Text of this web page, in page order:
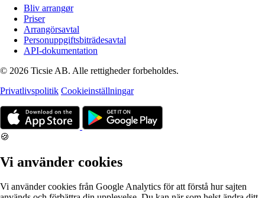
Bliv arrangør
Priser
Arrangörsavtal
Personuppgiftsbiträdesavtal
API-dokumentation
© 2026 Ticsie AB. Alle rettigheder forbeholdes.
Privatlivspolitik Cookieinställningar
🍪
Vi använder cookies
Vi använder cookies från Google Analytics för att förstå hur sajten